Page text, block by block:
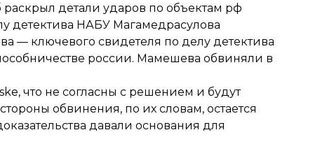
детали ударов по объектам рф
детектива НАБУ Магамедрасулова
— ключевого свидетеля по делу детектива
россии. Мамешева обвиняли в
что не согласны с решением и будут
обвинения, по их словам, остается
давали основания для